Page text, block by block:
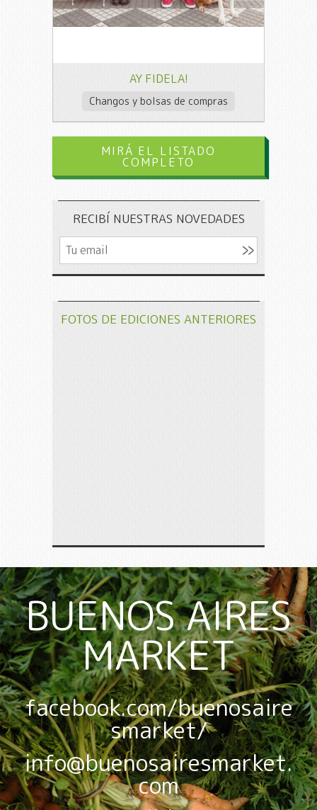
AY FIDELA!
Changos y bolsas de compras
MIRÁ EL LISTADO
COMPLETO
RECIBÍ NUESTRAS NOVEDADES
FOTOS DE EDICIONES ANTERIORES
BUENOS AIRES
MARKET
facebook.com/buenosaire
smarket/
info@buenosairesmarket.
com